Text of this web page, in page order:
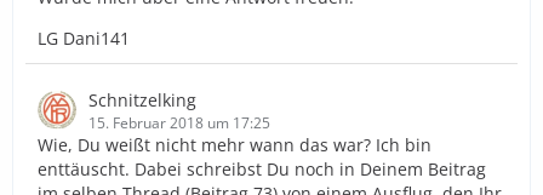
LG Dani141
Schnitzelking
15. Februar 2018 um 17:25
Wie, Du weißt nicht mehr wann das war? Ich bin
enttäuscht. Dabei schreibst Du noch in Deinem Beitrag